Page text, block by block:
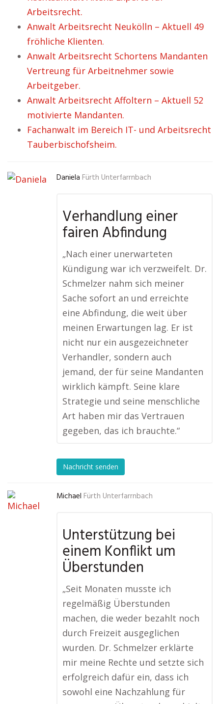
Arbeitsrecht.
Anwalt Arbeitsrecht Neukölln – Aktuell 49
fröhliche Klienten.
Anwalt Arbeitsrecht Schortens Mandanten
Vertreung für Arbeitnehmer sowie
Arbeitgeber.
Anwalt Arbeitsrecht Affoltern – Aktuell 52
motivierte Mandanten.
Fachanwalt im Bereich IT- und Arbeitsrecht
Tauberbischofsheim.
Daniela Fürth Unterfarrnbach
Verhandlung einer
fairen Abfindung
„Nach einer unerwarteten
Kündigung war ich verzweifelt. Dr.
Schmelzer nahm sich meiner
Sache sofort an und erreichte
eine Abfindung, die weit über
meinen Erwartungen lag. Er ist
nicht nur ein ausgezeichneter
Verhandler, sondern auch
jemand, der für seine Mandanten
wirklich kämpft. Seine klare
Strategie und seine menschliche
Art haben mir das Vertrauen
gegeben, das ich brauchte.“
Nachricht senden
Michael Fürth Unterfarrnbach
Unterstützung bei
einem Konflikt um
Überstunden
„Seit Monaten musste ich
regelmäßig Überstunden
machen, die weder bezahlt noch
durch Freizeit ausgeglichen
wurden. Dr. Schmelzer erklärte
mir meine Rechte und setzte sich
erfolgreich dafür ein, dass ich
sowohl eine Nachzahlung für